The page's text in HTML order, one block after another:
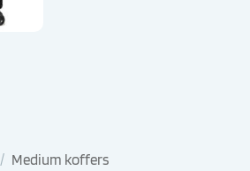
/ Medium koffers